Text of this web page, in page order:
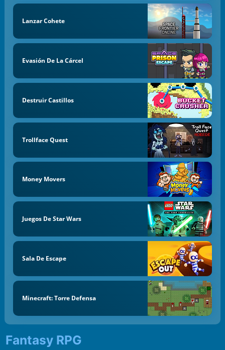
Lanzar Cohete
Evasión De La Cárcel
Destruir Castillos
Trollface Quest
Money Movers
Juegos De Star Wars
Sala De Escape
Minecraft: Torre Defensa
Fantasy RPG